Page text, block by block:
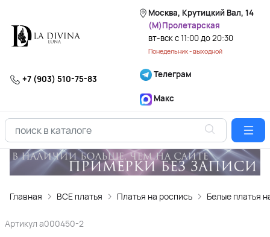
Москва, Крутицкий Вал, 14
(М)Пролетарская
вт-вск с 11:00 до 20:30
Понедельник - выходной
+7 (903) 510-75-83 Телеграм
Макс
Главная ВСЕ платья Платья на роспись Белые платья
Артикул a000450-2